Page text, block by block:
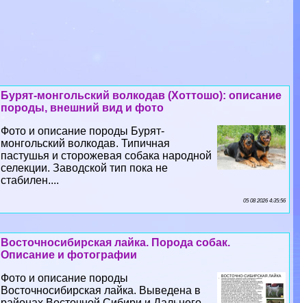
Фото и описание породы Бурят-
монгольский волкодав. Типичная
пастушья и сторожевая собака народной
селекции. Заводской тип пока не
стабилен....
05 08 2026 4:35:56
Описание и фотографии
Фото и описание породы
Восточносибирская лайка. Выведена в
районах Восточной Сибири и Дальнего
Востока в 19 веке скрещиванием
эвенкийских, ламутских, амурских и
других лаек для охоты....